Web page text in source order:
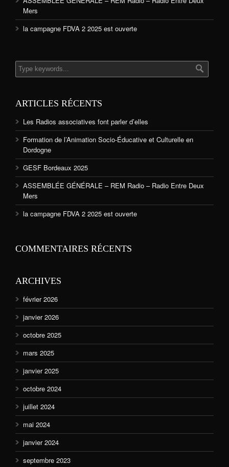
Mers
la campagne FDVA 2 2025 est ouverte
ARTICLES RÉCENTS
Les Radios associatives font parler d’elles
Formation de l’Animation Socio-Éducative et Culturelle en
Dordogne
GESF Bordeaux 2025
ASSEMBLÉE GÉNÉRALE – REM Radio – Radio Entre Deux
Mers
la campagne FDVA 2 2025 est ouverte
COMMENTAIRES RÉCENTS
ARCHIVES
février 2026
janvier 2026
octobre 2025
mars 2025
janvier 2025
octobre 2024
juillet 2024
mai 2024
janvier 2024
septembre 2023